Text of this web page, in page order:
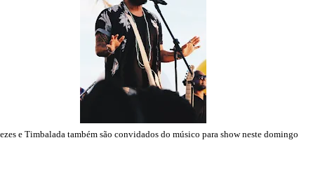
e Timbalada também são convidados do músico para show neste domingo